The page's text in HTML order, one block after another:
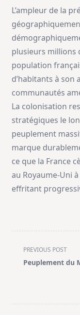
L’ampleur de la
plusieurs millions
population
d’habitants à son
communautés
La colonisation
stratégiques le
peuplement
marque
ce que la France
au Royaume‑Uni
effritant
<span
class="nav-
text">Page</
PREVIOUS POST
Peuplement du